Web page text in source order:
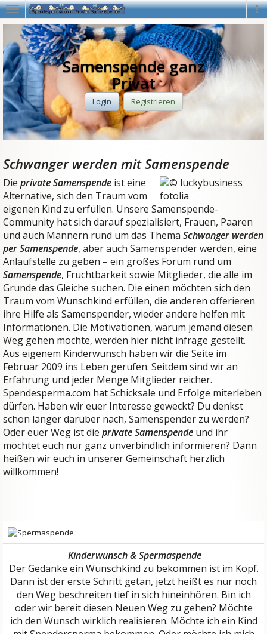
Navigation
Samenspende ganz
Privat
Login Registrieren
Schwanger werden mit Samenspende
Die private Samenspende ist eine
Alternative, sich den Traum vom
eigenen Kind zu erfüllen. Unsere Samenspende-
Community hat sich darauf spezialisiert, Frauen, Paaren
und auch Männern rund um das Thema Schwanger werden
per Samenspende, aber auch Samenspender werden, eine
Anlaufstelle zu geben – ein großes Forum rund um
Samenspende, Fruchtbarkeit sowie Mitglieder, die alle im
Grunde das Gleiche suchen. Die einen möchten sich den
Traum vom Wunschkind erfüllen, die anderen offerieren
ihre Hilfe als Samenspender, wieder andere helfen mit
Informationen. Die Motivationen, warum jemand diesen
Weg gehen möchte, werden hier nicht infrage gestellt.
Aus eigenem Kinderwunsch haben wir die Seite im
Februar 2009 ins Leben gerufen. Seitdem sind wir an
Erfahrung und jeder Menge Mitglieder reicher.
Spendesperma.com hat Schicksale und Erfolge miterleben
dürfen. Haben wir euer Interesse geweckt? Du denkst
schon länger darüber nach, Samenspender zu werden?
Oder euer Weg ist die private Samenspende und ihr
möchtet euch nur ganz unverbindlich informieren? Dann
heißen wir euch in unserer Gemeinschaft herzlich
willkommen!
Kinderwunsch & Spermaspende
Der Gedanke ein Wunschkind zu bekommen ist im Kopf.
Dann ist der erste Schritt getan, jetzt heißt es nur noch
den Weg beschreiten tief in sich hineinhören. Bin ich
oder wir bereit diesen Neuen Weg zu gehen? Möchte
ich den Wunsch wirklich realisieren. Möchte ich ein Kind